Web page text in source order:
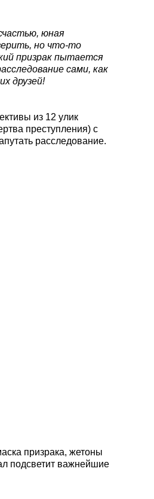
юная
но что-то
призрак пытается
сами, как
друзей!
из 12 улик
преступления) с
расследование.
призрака, жетоны
подсветит важнейшие